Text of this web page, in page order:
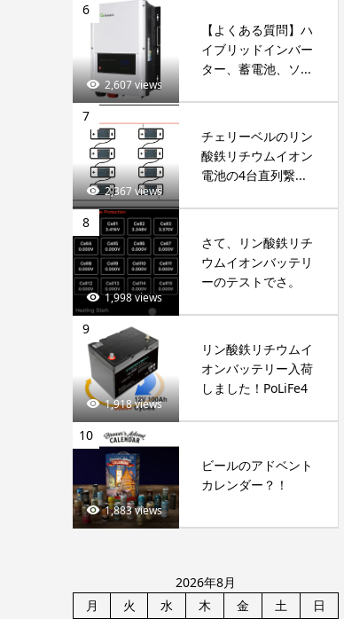
6
2,607 views
【よくある質問】ハ
イブリッドインバー
ター、蓄電池、ソ...
7
2,367 views
チェリーベルのリン
酸鉄リチウムイオン
電池の4台直列繋...
8
1,998 views
さて、リン酸鉄リチ
ウムイオンバッテリ
ーのテストでさ。
9
1,918 views
リン酸鉄リチウムイ
オンバッテリー入荷
しました！PoLiFe4
10
1,883 views
ビールのアドベント
カレンダー？！
2026年8月
月
火 水 木 金 土
日